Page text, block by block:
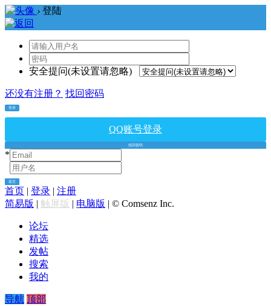
› 登陆
安全提问(未设置请忽略)
还没有注册？ 找回密码
登录
QQ账号登录
找回密码
*
提交
首页 | 登录 | 注册
简易版 | 触屏版 | 电脑版 | © Comsenz Inc.
论坛
精选
发帖
搜索
我的
导航 顶部